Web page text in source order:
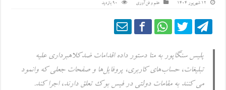
12 شهریور 1404 علم و فن‌آوری 90 بازدید
پلیس سنگاپور به متا دستور داده اقدامات ضدکلاهبرداری علیه
تبلیغات، حساب‌های کاربری، پروفایل‌ها و صفحات جعلی که وانمود
می کنند به مقامات دولتی در فیس بوک تعلق دارند، اجرا کند.